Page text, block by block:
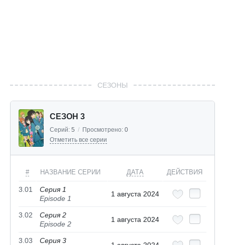
СЕЗОНЫ
СЕЗОН 3
Серий: 5 / Просмотрено: 0
Отметить все серии
# НАЗВАНИЕ СЕРИИ ДАТА ДЕЙСТВИЯ
3.01
Серия 1
Episode 1
1 августа 2024
3.02
Серия 2
Episode 2
1 августа 2024
3.03 Серия 3